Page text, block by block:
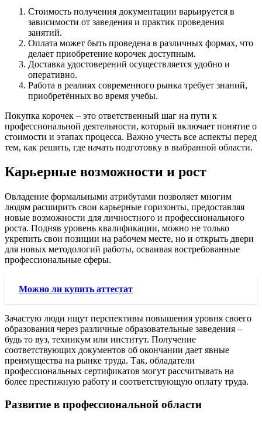
Стоимость получения документации варьируется в
зависимости от заведения и практик проведения
занятий.
Оплата может быть проведена в различных формах, что
делает приобретение корочек доступным.
Доставка удостоверений осуществляется удобно и
оперативно.
Работа в реалиях современного рынка требует знаний,
приобретённых во время учебы.
Покупка корочек – это ответственный шаг на пути к
профессиональной деятельности, который включает понятие о
стоимости и этапах процесса. Важно учесть все аспекты перед
тем, как решить, где начать подготовку в выбранной области.
Карьерные возможности и рост
Овладение формальными атрибутами позволяет многим
людям расширить свои карьерные горизонты, предоставляя
новые возможности для личностного и профессионального
роста. Подняв уровень квалификации, можно не только
укрепить свои позиции на рабочем месте, но и открыть двери
для новых методологий работы, осваивая востребованные
профессиональные сферы.
Можно ли купить аттестат
Зачастую люди ищут перспективы повышения уровня своего
образования через различные образовательные заведения –
будь то вуз, техникум или институт. Получение
соответствующих документов об окончании дает явные
преимущества на рынке труда. Так, обладатели
профессиональных сертификатов могут рассчитывать на
более престижную работу и соответствующую оплату труда.
Развитие в профессиональной области